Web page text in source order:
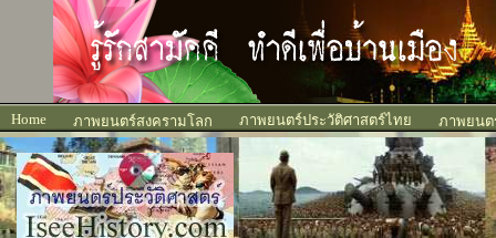
Home ภาพยนตร์สงครามโลก ภาพยนตร์ประวัติศาสตร์ไทย ภาพยนต